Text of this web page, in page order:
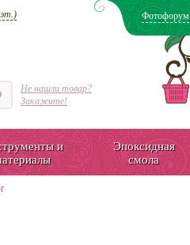
Не нашли товар?
Закажите!
Фотофорум
и
Эпоксидная
смола